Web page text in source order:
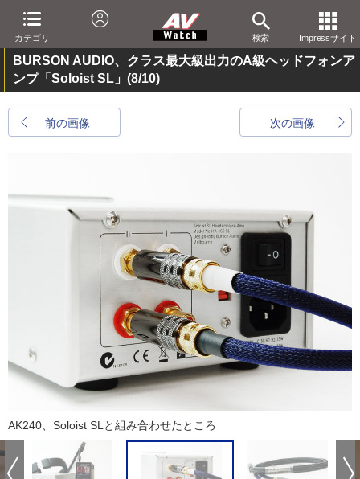
カテゴリ 検索 Impressサイト
BURSON AUDIO、クラス最大級出力のA級ヘッドフォンア
ンプ「Soloist SL」 (8/10)
前の画像 次の画像
AK240、Soloist SLと組み合わせたところ